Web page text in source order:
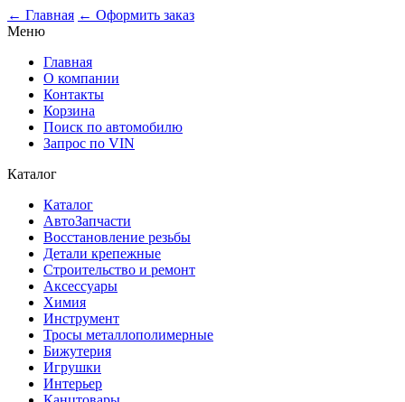
← Главная ← Оформить заказ
Меню
Главная
О компании
Контакты
Корзина
Поиск по автомобилю
Запрос по VIN
Каталог
Каталог
АвтоЗапчасти
Восстановление резьбы
Детали крепежные
Строительство и ремонт
Аксессуары
Химия
Инструмент
Тросы металлополимерные
Бижутерия
Игрушки
Интерьер